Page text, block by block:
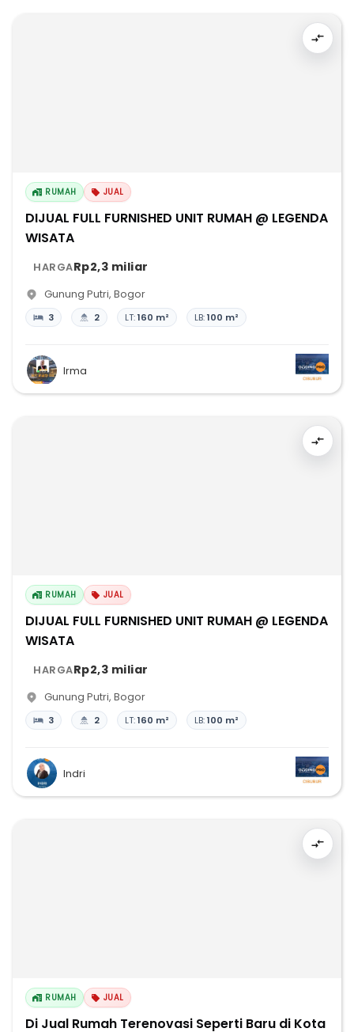
RUMAH JUAL
DIJUAL FULL FURNISHED UNIT RUMAH @ LEGENDA
WISATA
HARGARp2,3 miliar
Gunung Putri, Bogor
3 2 LT:160 m² LB:100 m²
Irma
RUMAH JUAL
DIJUAL FULL FURNISHED UNIT RUMAH @ LEGENDA
WISATA
HARGARp2,3 miliar
Gunung Putri, Bogor
3 2 LT:160 m² LB:100 m²
Indri
RUMAH JUAL
Di Jual Rumah Terenovasi Seperti Baru di Kota